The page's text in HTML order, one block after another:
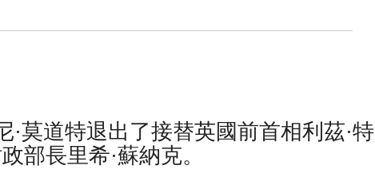
莫道特退出了接替英國前首相利茲·特
部長里希·蘇納克。